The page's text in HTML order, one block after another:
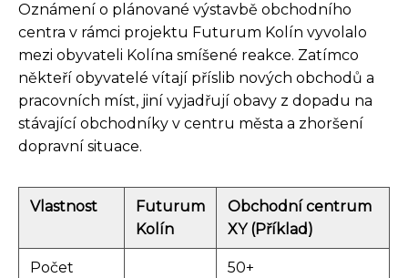
Oznámení o plánované výstavbě obchodního
centra v rámci projektu Futurum Kolín vyvolalo
mezi obyvateli Kolína smíšené reakce. Zatímco
někteří obyvatelé vítají příslib nových obchodů a
pracovních míst, jiní vyjadřují obavy z dopadu na
stávající obchodníky v centru města a zhoršení
dopravní situace.
Vlastnost
Futurum
Kolín
Obchodní centrum
XY (Příklad)
Počet
50+